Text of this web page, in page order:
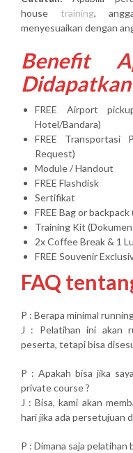
house training,
menyesuaikan dengan
Benefit
FREE Airport
Hotel/Bandara)
FREE
Request)
Module / Handout
FREE Flashdisk
Sertifikat
FREE Bag or
Training Kit
2x Coffee Break & 1
FREE Souvenir
FAQ
P : Berapa minimal
J : Pelatihan ini akan
peserta, tetapi bisa
P : Apakah bisa jika
private course ?
J : Bisa, kami akan
hari jika ada persetujuan
P : Dimana saja pelatihan